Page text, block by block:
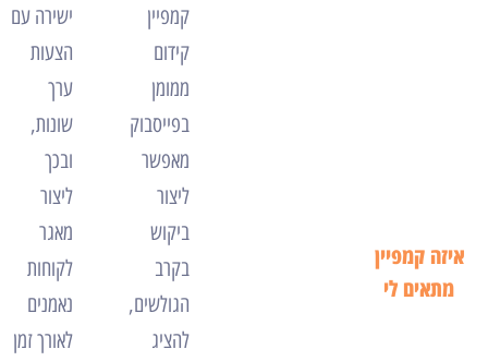
איזה קמפיין
מתאים לי
ישירה עם
הצעות
ערך
שונות,
ובכך
ליצור
מאגר
לקוחות
נאמנים
לאורך זמן
קמפיין
קידום
ממומן
בפייסבוק
מאפשר
ליצור
ביקוש
בקרב
הגולשים,
להציג